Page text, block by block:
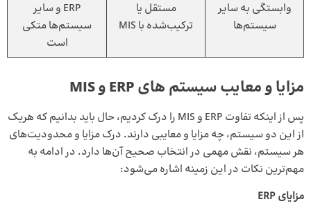
وابستگی به سایر
سیستم‌ها
مستقل یا
ترکیب‌شده با MIS
ERP و سایر
سیستم‌ها متکی
است
مزایا و معایب سیستم های ERP و MIS
پس از اینکه تفاوت‌ ERP و MIS را درک کردیم، حال باید بدانیم که هریک
از این دو سیستم، چه مزایا و معایبی دارند. درک مزایا و محدودیت‌های
هر سیستم، نقش مهمی در انتخاب صحیح آن‌ها دارد. در ادامه به
مهم‌ترین نکات در این زمینه اشاره می‌شود:
مزایای ERP